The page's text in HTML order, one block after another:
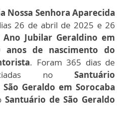
Nossa Senhora Aparecida
26 de abril de 2025 e 26
Ano Jubilar Geraldino em
anos de nascimento do
. Foram 365 dias de
no Santuário
Geraldo em Sorocaba
Santuário de São Geraldo